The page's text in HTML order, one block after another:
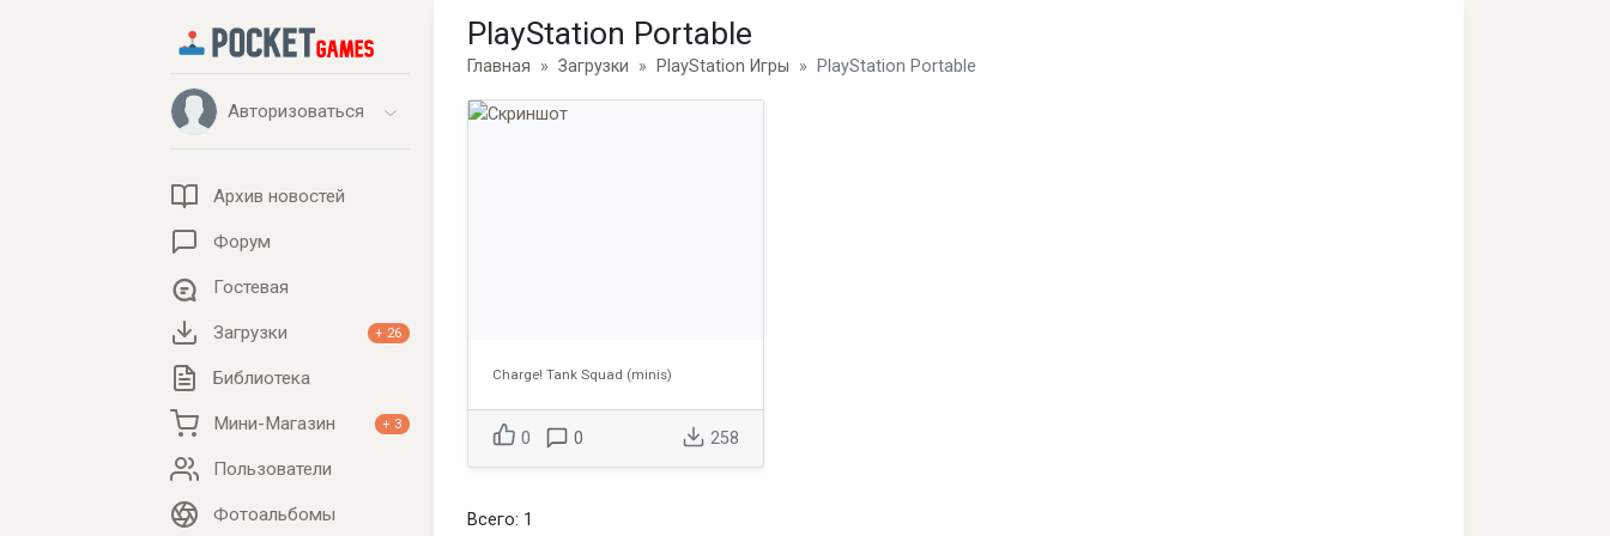
Авторизоваться
Архив новостей
Форум
Гостевая
Загрузки + 26
Библиотека
Мини-Магазин + 3
Пользователи
Фотоальбомы
PlayStation Portable
Главная Загрузки PlayStation Игры PlayStation Portable
Charge! Tank Squad (minis)
0 0 258
Всего: 1